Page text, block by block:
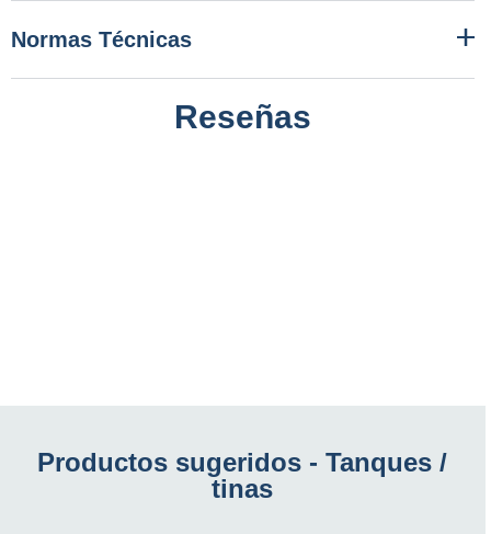
Normas Técnicas
Reseñas
Productos sugeridos -Tanques /
tinas